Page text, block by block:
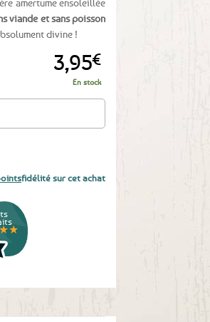
amertume ensoleillée
viande et sans poisson
divine !
3,95€
En stock
90g
fidélité sur cet achat